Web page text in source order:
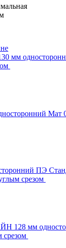
мм
Мат
ПЭ
срезом
128 мм
срезом